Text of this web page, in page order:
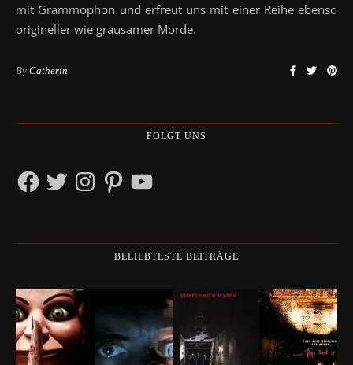
mit Grammophon und erfreut uns mit einer Reihe ebenso
origineller wie grausamer Morde.
By Catherin
FOLGT UNS
Facebook
TwitterInstagramPinterestYouTube
BELIEBTESTE BEITRÄGE